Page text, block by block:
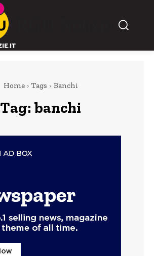
Home Tags Banchi
Tag: banchi